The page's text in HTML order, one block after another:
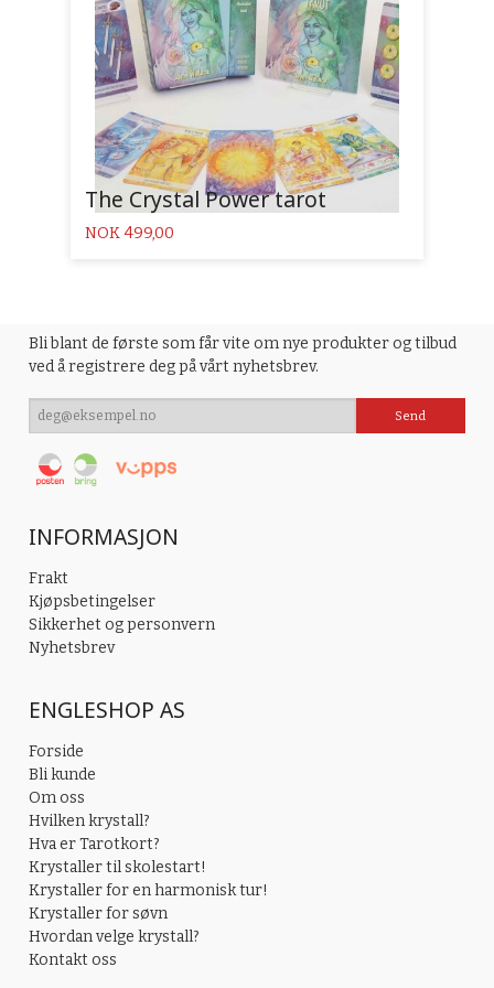
The Crystal Power tarot
Pris
NOK 499,00
Bli blant de første som får vite om nye produkter og tilbud
ved å registrere deg på vårt nyhetsbrev.
INFORMASJON
Frakt
Kjøpsbetingelser
Sikkerhet og personvern
Nyhetsbrev
ENGLESHOP AS
Forside
Bli kunde
Om oss
Hvilken krystall?
Hva er Tarotkort?
Krystaller til skolestart!
Krystaller for en harmonisk tur!
Krystaller for søvn
Hvordan velge krystall?
Kontakt oss